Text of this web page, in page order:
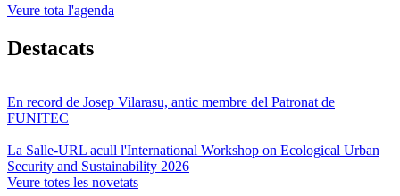
Veure tota l'agenda
Destacats
En record de Josep Vilarasu, antic membre del Patronat de
FUNITEC
La Salle-URL acull l'International Workshop on Ecological Urban
Security and Sustainability 2026
Veure totes les novetats